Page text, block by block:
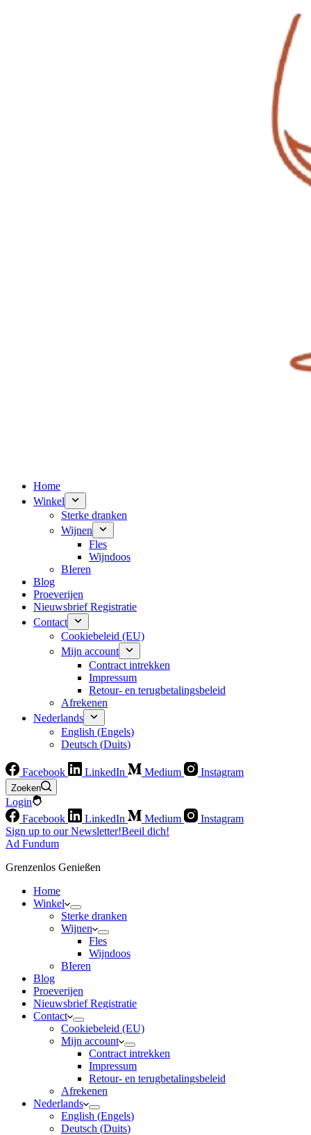
Home
Winkel
Sterke dranken
Wijnen
Fles
Wijndoos
BIeren
Blog
Proeverijen
Nieuwsbrief Registratie
Contact
Cookiebeleid (EU)
Mijn account
Contract intrekken
Impressum
Retour- en terugbetalingsbeleid
Afrekenen
Nederlands
English (Engels)
Deutsch (Duits)
Facebook LinkedIn Medium Instagram
Zoeken
Login
Facebook
LinkedIn Medium
Instagram
Sign up to our Newsletter!Beeil dich!
Ad Fundum
Grenzenlos Genießen
Home
Winkel
Sterke dranken
Wijnen
Fles
Wijndoos
BIeren
Blog
Proeverijen
Nieuwsbrief Registratie
Contact
Cookiebeleid (EU)
Mijn account
Contract intrekken
Impressum
Retour- en terugbetalingsbeleid
Afrekenen
Nederlands
English (Engels)
Deutsch (Duits)